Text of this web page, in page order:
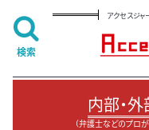
アクセスジ
内部・
（弁護士などのプロ
検索